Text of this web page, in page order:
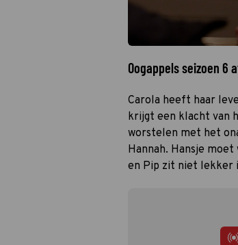
Oogappels seizoen 6
Carola heeft haar
krijgt een klacht van
worstelen met het
Hannah. Hansje
en Pip zit niet lekker